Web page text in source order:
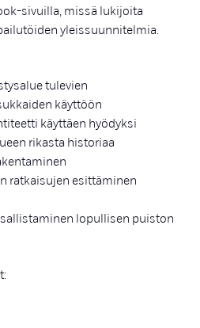
sivuilla, missä lukijoita
yleissuunnitelmia.
tulevien
käyttöön
käyttäen hyödyksi
rikasta historiaa
ratkaisujen esittäminen
lopullisen puiston